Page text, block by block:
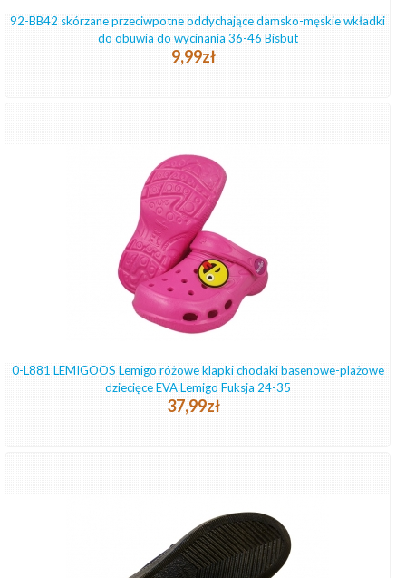
92-BB42 skórzane przeciwpotne oddychające damsko-męskie wkładki
do obuwia do wycinania 36-46 Bisbut
9,99zł
0-L881 LEMIGOOS Lemigo różowe klapki chodaki basenowe-plażowe
dziecięce EVA Lemigo Fuksja 24-35
37,99zł